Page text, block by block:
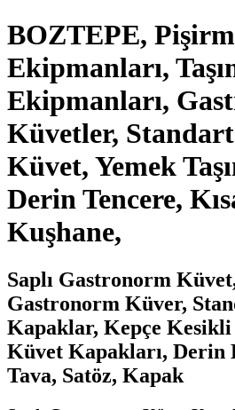
BOZTEPE,
Ekipmanları,
Ekipmanları,
Küvetler,
Küvet, Yemek
Derin Tencere,
Kuşhane,
Saplı Gastronorm
Gastronorm Küver,
Kapaklar, Kepçe
Küvet Kapakları, Derin
Tava, Satöz, Kapak